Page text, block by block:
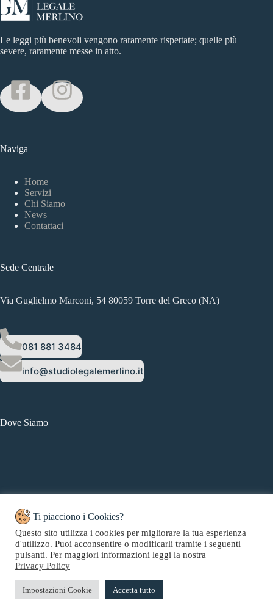
Le leggi più benevoli vengono raramente rispettate; quelle più
severe, raramente messe in atto.
Naviga
Home
Servizi
Chi Siamo
News
Contattaci
Sede Centrale
Via Guglielmo Marconi, 54 80059 Torre del Greco (NA)
081 881 3484
info@studiolegalemerlino.it
Dove Siamo
Copyright © 2026 Studio Legale Merlino - Web Powered by
CMH.
Privacy Policy|CookiePolicy
Ti piacciono i Cookies?
Questo sito utilizza i cookies per migliorare la tua esperienza
d'utilizzo. Puoi acconsentire o modificarli tramite i seguenti
pulsanti. Per maggiori informazioni leggi la nostra
Privacy Policy
Impostazioni Cookie Accetta tutto